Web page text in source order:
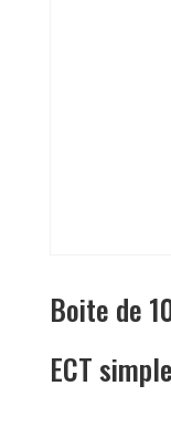
Boite de
ECT